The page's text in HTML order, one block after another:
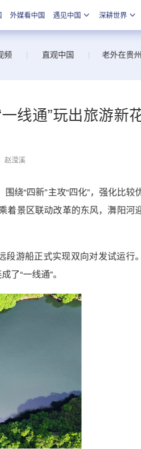
外媒看中国 遇见中国 深耕世界
频 直观中国 老外在贵
线通”玩出旅游新
赵滢溪
“四新”主攻“四化”，强化比较
着景区联动改革的东风，㵲阳河
游船正式实现双向对发试运行
了“一线通”。